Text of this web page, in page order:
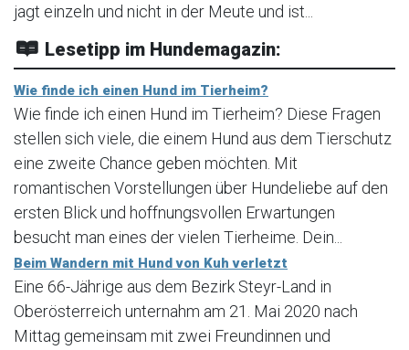
jagt einzeln und nicht in der Meute und ist...
Lesetipp im Hundemagazin:
Wie finde ich einen Hund im Tierheim?
Wie finde ich einen Hund im Tierheim? Diese Fragen
stellen sich viele, die einem Hund aus dem Tierschutz
eine zweite Chance geben möchten. Mit
romantischen Vorstellungen über Hundeliebe auf den
ersten Blick und hoffnungsvollen Erwartungen
besucht man eines der vielen Tierheime. Dein...
Beim Wandern mit Hund von Kuh verletzt
Eine 66-Jährige aus dem Bezirk Steyr-Land in
Oberösterreich unternahm am 21. Mai 2020 nach
Mittag gemeinsam mit zwei Freundinnen und